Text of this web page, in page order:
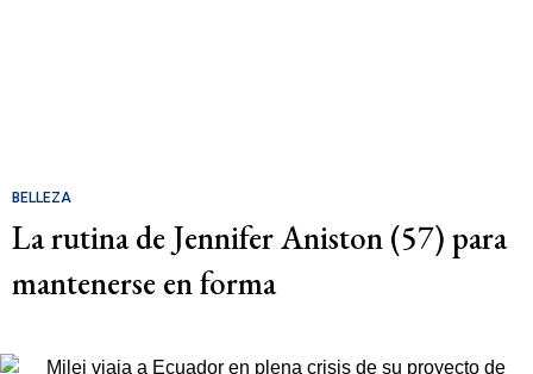
BELLEZA
La rutina de Jennifer Aniston (57) para
mantenerse en forma